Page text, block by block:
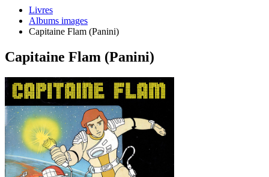
Livres
Albums images
Capitaine Flam (Panini)
Capitaine Flam (Panini)